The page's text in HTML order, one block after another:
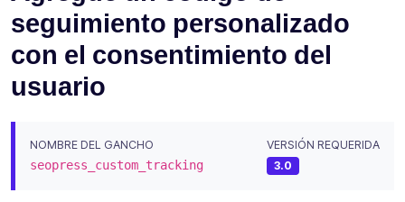
seguimiento personalizado
con el consentimiento del
usuario
NOMBRE DEL GANCHO
seopress_custom_tracking
VERSIÓN REQUERIDA
3.0